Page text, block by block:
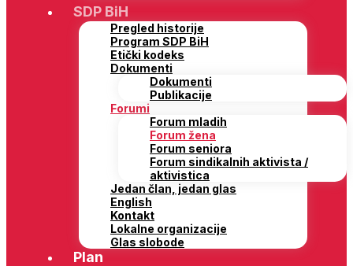
SDP BiH
Pregled historije
Program SDP BiH
Etički kodeks
Dokumenti
Dokumenti
Publikacije
Forumi
Forum mladih
Forum žena
Forum seniora
Forum sindikalnih aktivista /
aktivistica
Jedan član, jedan glas
English
Kontakt
Lokalne organizacije
Glas slobode
Plan